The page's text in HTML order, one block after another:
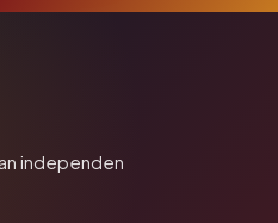
independen